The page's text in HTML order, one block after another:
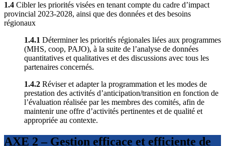
1.4 Cibler les priorités visées en tenant compte du cadre d’impact
provincial 2023-2028, ainsi que des données et des besoins
régionaux
1.4.1 Déterminer les priorités régionales liées aux programmes
(MHS, coop, PAJO), à la suite de l’analyse de données
quantitatives et qualitatives et des discussions avec tous les
partenaires concernés.
1.4.2 Réviser et adapter la programmation et les modes de
prestation des activités d’anticipation/transition en fonction de
l’évaluation réalisée par les membres des comités, afin de
maintenir une offre d’activités pertinentes et de qualité et
appropriée au contexte.
AXE 2 – Gestion efficace et efficiente de